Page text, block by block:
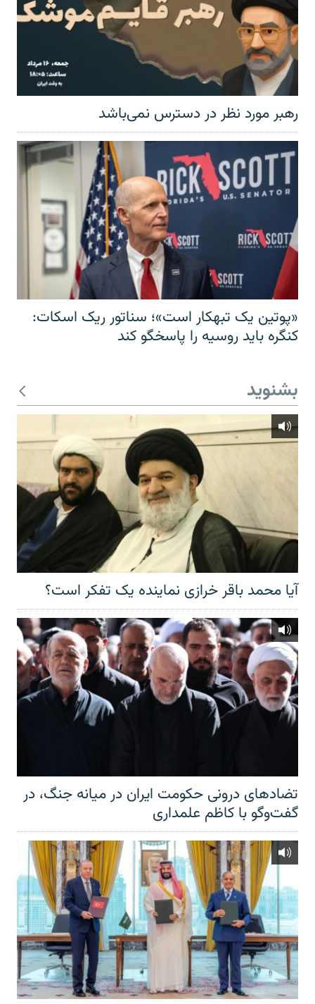
رهبر مورد نظر در دسترس نمی‌باشد
«پوتین یک تبهکار است»؛ سناتور ریک اسکات:
کنگره باید روسیه را پاسخگو کند
بشنوید
آیا محمد باقر خرازی نماینده یک تفکر است؟
تضادهای درونی حکومت ایران در میانه جنگ، در
گفت‌‌وگو با کاظم علمداری